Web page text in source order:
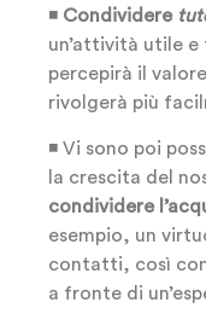
◾ Condividere
un’attività utile
percepirà il
rivolgerà più
◾ Vi sono poi
la crescita del
condividere
esempio, un
contatti, così
a fronte di